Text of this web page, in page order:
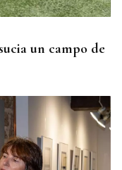
un campo de